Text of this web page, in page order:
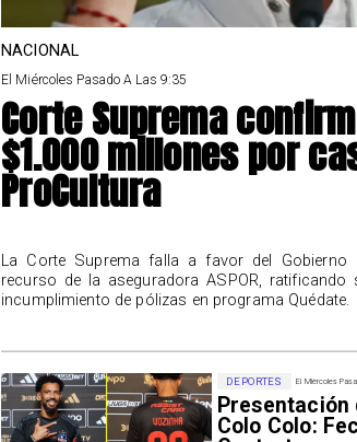
El Miércoles
Presentación
Colo Colo:
DEPORTES
NACIONAL
El Miércoles Pasado A Las 9:35
Corte Suprema
$1.000 millones por
ProCultura
La Corte Suprema falla a favor del Gobierno
recurso de la aseguradora ASPOR,
incumplimiento de pólizas en programa Quédate.